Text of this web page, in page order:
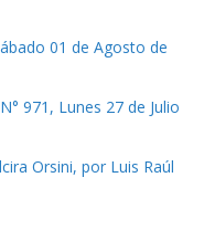
01 de Agosto de
971, Lunes 27 de Julio
Orsini, por Luis Raúl